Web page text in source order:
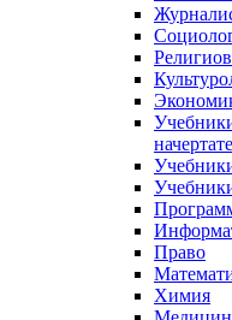
Право
Химия